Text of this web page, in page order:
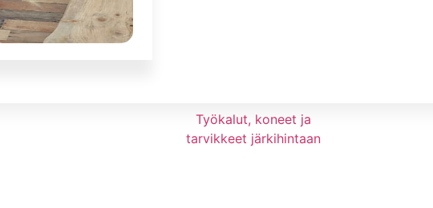
Työkalut, koneet ja
tarvikkeet järkihintaan​